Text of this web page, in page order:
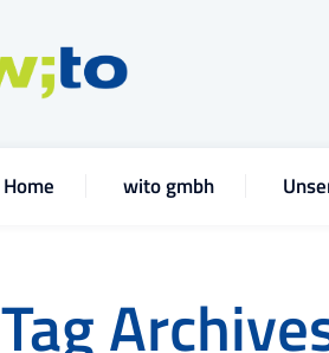
Home wito gmbh
Tag